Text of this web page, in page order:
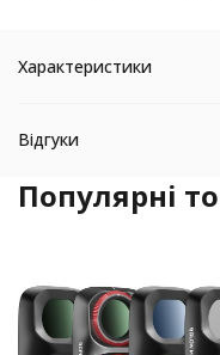
Характеристики
Відгуки
Популярні